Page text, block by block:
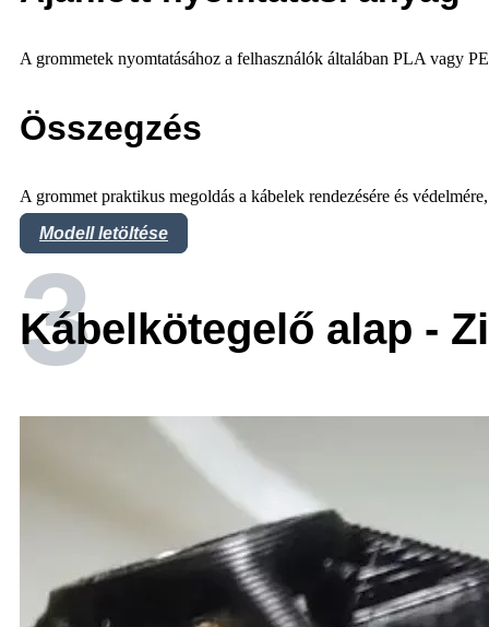
A grommetek nyomtatásához a felhasználók általában PLA vagy
Összegzés
A grommet praktikus megoldás a kábelek rendezésére és
Modell letöltése
3
Kábelkötegelő alap -